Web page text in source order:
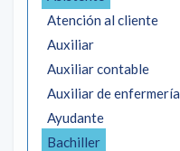
Atención al cliente
Auxiliar
Auxiliar contable
Auxiliar de enfermería
Ayudante
Bachiller